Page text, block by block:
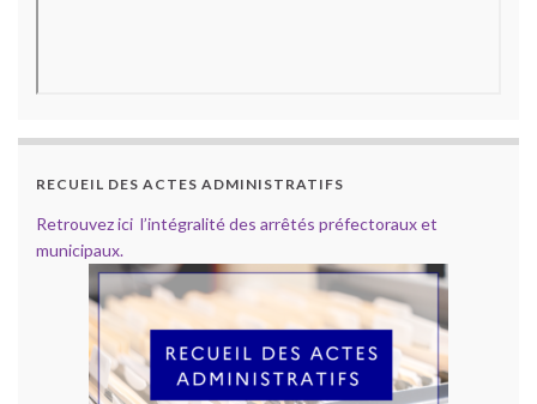
RECUEIL DES ACTES ADMINISTRATIFS
Retrouvez ici l’intégralité des arrêtés préfectoraux et
municipaux.